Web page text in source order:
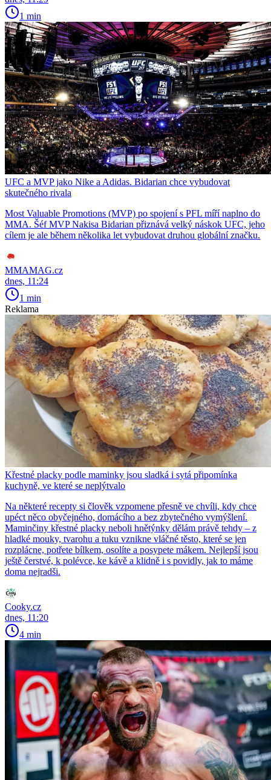
1 min
UFC a MVP jako Nike a Adidas. Bidarian chce vybudovat
skutečného rivala
Most Valuable Promotions (MVP) po spojení s PFL míří naplno do
MMA. Šéf MVP Nakisa Bidarian přiznává velký náskok UFC, jeho
cílem je ale během několika let vybudovat druhou globální značku.
MMAMAG.cz
dnes, 11:24
1 min
Reklama
Křestné placky podle maminky jsou sladká i sytá připomínka
kuchyně, ve které se neplýtvalo
Na některé recepty si člověk vzpomene přesně ve chvíli, kdy chce
upéct něco obyčejného, domácího a bez zbytečného vymýšlení.
Maminčiny křestné placky neboli hnětýnky dělám právě tehdy – z
hladké mouky, tvarohu a tuku vznikne vláčné těsto, které se jen
rozplácne, potřete bílkem, osolíte a posypete mákem. Nejlepší jsou
ještě čerstvé, k polévce, ke kávě a klidně i s povidly, jak to máme
doma nejradši.
Cooky.cz
dnes, 11:20
4 min